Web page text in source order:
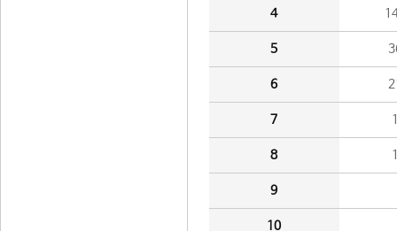
4
5
6
7
8
9
10